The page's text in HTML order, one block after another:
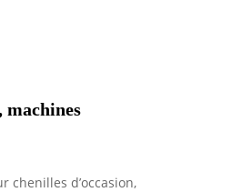
chenilles d’occasion,